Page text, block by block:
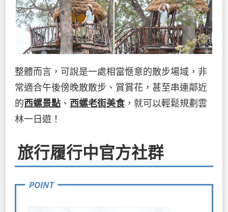
整體而言，可說是一處相當愜意的散步場域，非
常適合午後傍晚散散步、賞賞花，甚至串連鄰近
的西螺景點 、 西螺老街美食，就可以輕鬆規劃雲
林一日遊！
旅行履行中官方社群